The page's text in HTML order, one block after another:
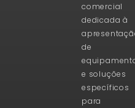
comercial
dedicada à
de
e soluções
específicos
para